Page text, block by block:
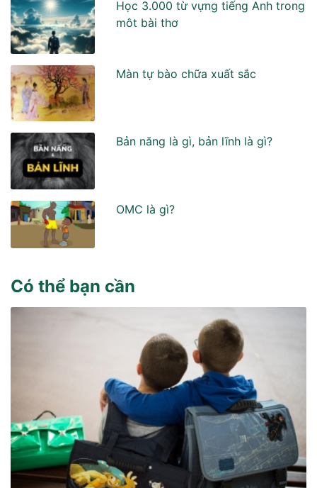
Học 3.000 từ vựng tiếng Anh trong
môt bài thơ
Màn tự bào chữa xuất sắc
Bản năng là gì, bản lĩnh là gì?
OMC là gì?
Có thể bạn cần